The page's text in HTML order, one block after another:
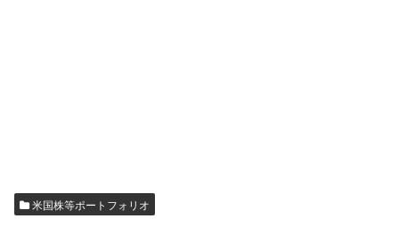
米国株等ポートフォリオ